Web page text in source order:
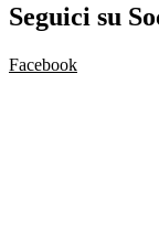
Seguici su
Facebook